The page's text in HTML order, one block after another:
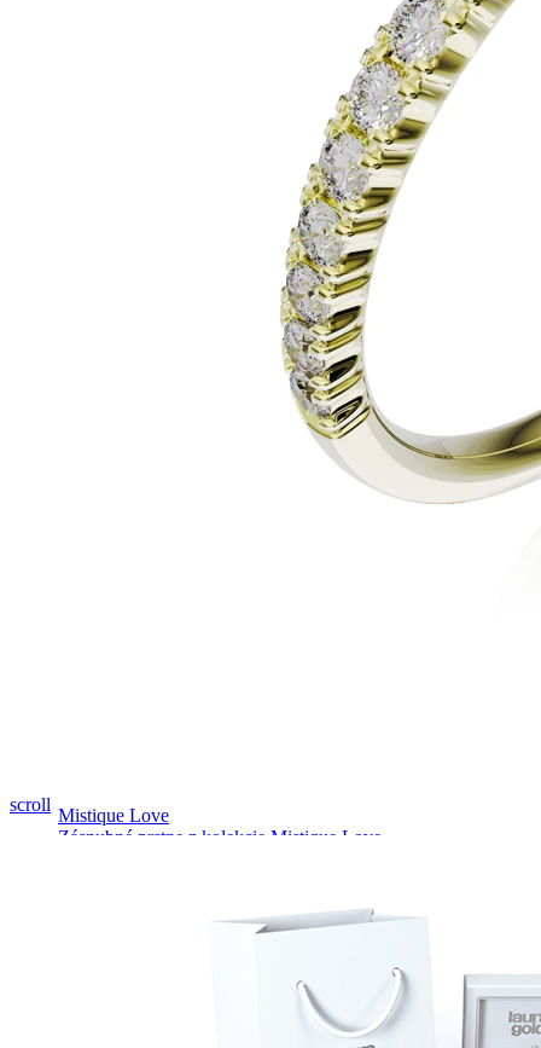
Mistique Love
Zásnubné prstne z kolekcie Mistique Love.
scroll